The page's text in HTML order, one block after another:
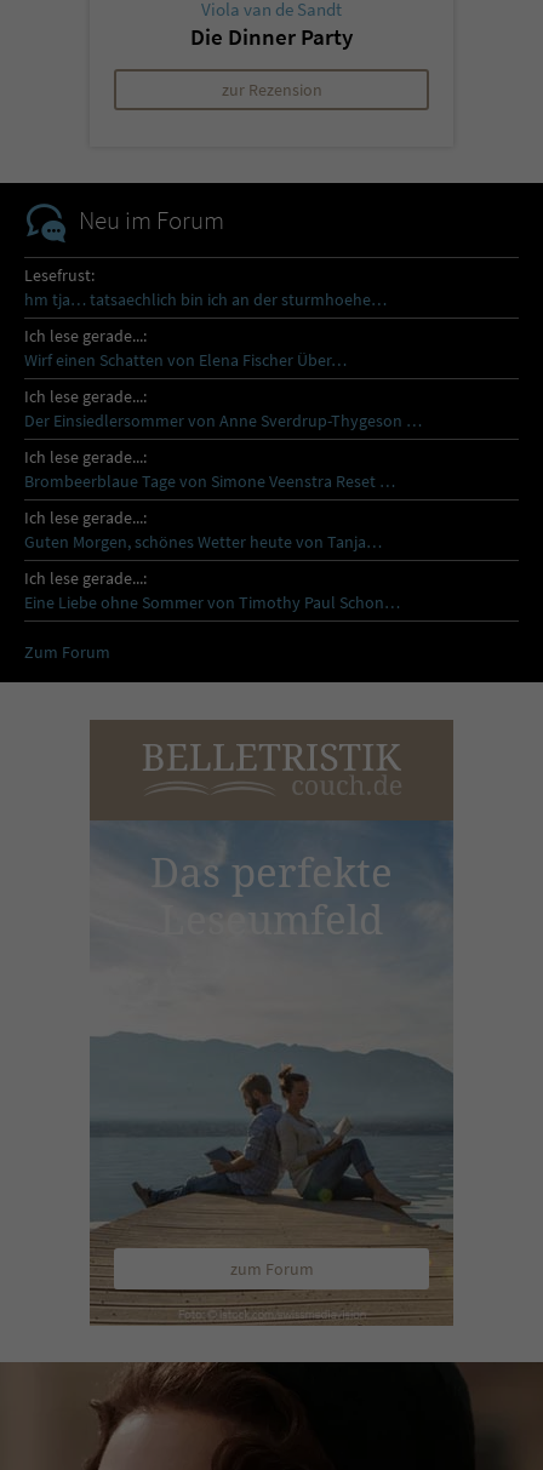
Viola van de Sandt
Die Dinner Party
zur Rezension
Neu im Forum
Lesefrust:
hm tja… tatsaechlich bin ich an der sturmhoehe…
Ich lese gerade...:
Wirf einen Schatten von Elena Fischer Über…
Ich lese gerade...:
Der Einsiedlersommer von Anne Sverdrup-Thygeson …
Ich lese gerade...:
Brombeerblaue Tage von Simone Veenstra Reset …
Ich lese gerade...:
Guten Morgen, schönes Wetter heute von Tanja…
Ich lese gerade...:
Eine Liebe ohne Sommer von Timothy Paul Schon…
Zum Forum
Das perfekte
Leseumfeld
zum Forum